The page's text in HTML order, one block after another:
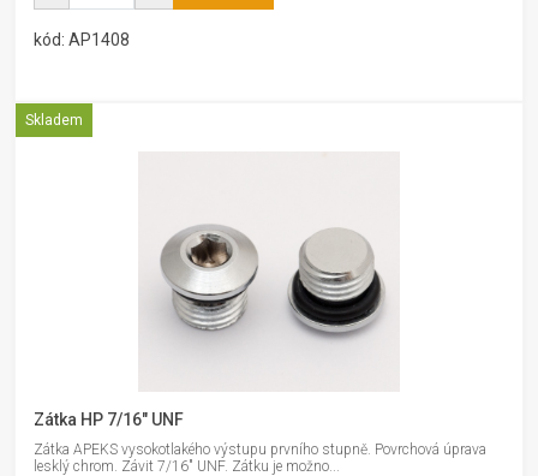
kód: AP1408
Skladem
Zátka HP 7/16" UNF
Zátka APEKS vysokotlakého výstupu prvního stupně. Povrchová úprava
lesklý chrom. Závit 7/16" UNF. Zátku je možno...